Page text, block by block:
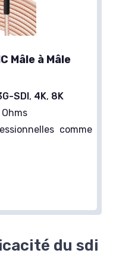
Mâle à Mâle
SDI , 4K, 8K
Ohms
comme
du sdi